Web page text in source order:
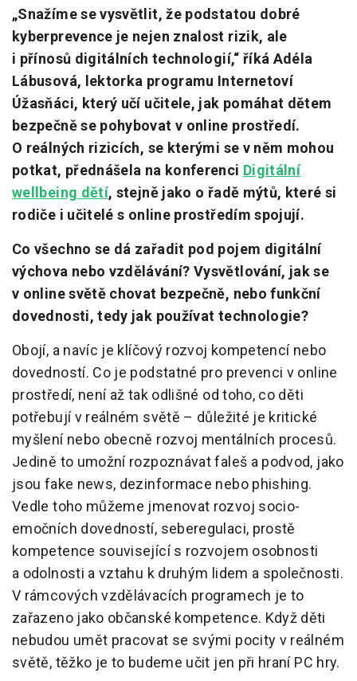
„Snažíme se vysvětlit, že podstatou dobré
kyberprevence je nejen znalost rizik, ale
i přínosů digitálních technologií,“ říká Adéla
Lábusová, lektorka programu Internetoví
Úžasňáci, který učí učitele, jak pomáhat dětem
bezpečně se pohybovat v online prostředí.
O reálných rizicích, se kterými se v něm mohou
potkat, přednášela na konferenci Digitální
wellbeing dětí, stejně jako o řadě mýtů, které si
rodiče i učitelé s online prostředím spojují.
Co všechno se dá zařadit pod pojem digitální
výchova nebo vzdělávání? Vysvětlování, jak se
v online světě chovat bezpečně, nebo funkční
dovednosti, tedy jak používat technologie?
Obojí, a navíc je klíčový rozvoj kompetencí nebo
dovedností. Co je podstatné pro prevenci v online
prostředí, není až tak odlišné od toho, co děti
potřebují v reálném světě – důležité je kritické
myšlení nebo obecně rozvoj mentálních procesů.
Jedině to umožní rozpoznávat faleš a podvod, jako
jsou fake news, dezinformace nebo phishing.
Vedle toho můžeme jmenovat rozvoj socio-
emočních dovedností, seberegulaci, prostě
kompetence související s rozvojem osobnosti
a odolnosti a vztahu k druhým lidem a společnosti.
V rámcových vzdělávacích programech je to
zařazeno jako občanské kompetence. Když děti
nebudou umět pracovat se svými pocity v reálném
světě, těžko je to budeme učit jen při hraní PC hry.